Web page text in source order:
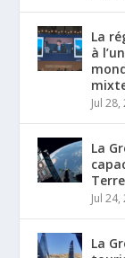
La
à
Jul
La
Terre
Jul
La